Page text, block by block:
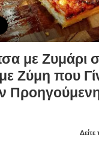
με Ζυμάρι
Ζύμη που
Δείτε